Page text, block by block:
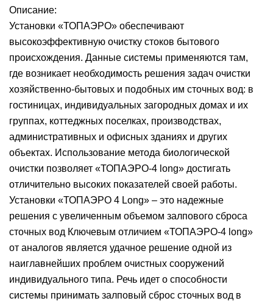
Описание:
Установки «ТОПАЭРО» обеспечивают
высокоэффективную очистку стоков бытового
происхождения. Данные системы применяются там,
где возникает необходимость решения задач очистки
хозяйственно-бытовых и подобных им сточных вод: в
гостиницах, индивидуальных загородных домах и их
группах, коттеджных поселках, производствах,
административных и офисных зданиях и других
объектах. Использование метода биологической
очистки позволяет «ТОПАЭРО-4 long» достигать
отличительно высоких показателей своей работы.
Установки «ТОПАЭРО 4 Long» – это надежные
решения с увеличенным объемом залпового сброса
сточных вод Ключевым отличием «ТОПАЭРО-4 long»
от аналогов является удачное решение одной из
наиглавнейших проблем очистных сооружений
индивидуального типа. Речь идет о способности
системы принимать залповый сброс сточных вод в